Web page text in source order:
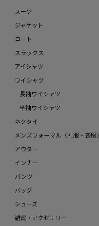
スーツ
ジャケット
コート
スラックス
アイシャツ
ワイシャツ
長袖ワイシャツ
半袖ワイシャツ
ネクタイ
メンズフォーマル（礼服・喪服）
アウター
インナー
パンツ
バッグ
シューズ
雑貨・アクセサリー